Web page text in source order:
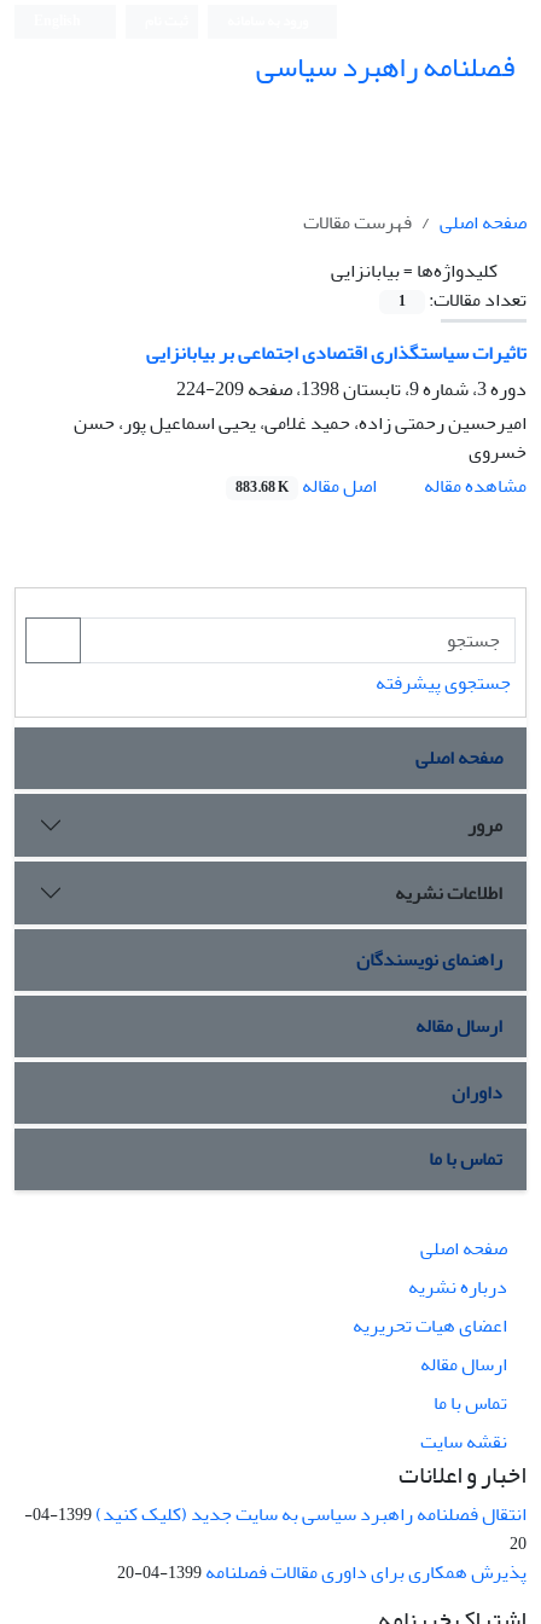
فصلنامه راهبرد سیاسی
صفحه اصلی
فهرست مقالات
کلیدواژه‌ها =بیابانزایی
تعداد مقالات:
1
تاثیرات سیاستگذاری اقتصادی اجتماعی بر بیابانزایی
دوره 3، شماره 9، تابستان 1398، صفحه
209-224
امیرحسین رحمتی زاده، حمید غلامی، یحیی اسماعیل پور، حسن
خسروی
مشاهده مقاله
اصل مقاله 883.68 K
جستجوی پیشرفته
صفحه اصلی
مرور
اطلاعات نشریه
راهنمای نویسندگان
ارسال مقاله
داوران
تماس با ما
صفحه اصلی
درباره نشریه
اعضای هیات تحریریه
ارسال مقاله
تماس با ما
نقشه سایت
اخبار و اعلانات
انتقال فصلنامه راهبرد سیاسی به سایت جدید (کلیک کنید)
1399-04-
20
پذیرش همکاری برای داوری مقالات فصلنامه1399-04-20